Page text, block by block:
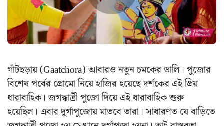
গাঁটছড়ায় (Gaatchora) আবারও নতুন চমকের ডালি। পুজোর
বিশেষ পর্বের প্রোমো নিয়ে হাজির হয়েছে দর্শকের এই প্রিয়
ধারাবাহিক। জগদ্ধাত্রী পুজো দিয়ে এই ধারাবাহিক শুরু
হয়েছিল। এবার দুর্গাপুজোয় মাতবে তারা। সাধারণত যে বাড়িতে